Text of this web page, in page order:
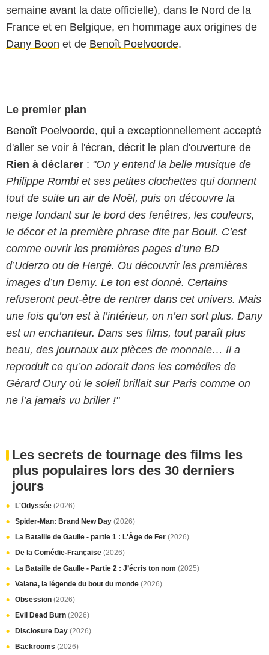
semaine avant la date officielle), dans le Nord de la
France et en Belgique, en hommage aux origines de
Dany Boon et de Benoît Poelvoorde.
Le premier plan
Benoît Poelvoorde, qui a exceptionnellement accepté
d'aller se voir à l'écran, décrit le plan d'ouverture de
Rien à déclarer : "On y entend la belle musique de
Philippe Rombi et ses petites clochettes qui donnent
tout de suite un air de Noël, puis on découvre la
neige fondant sur le bord des fenêtres, les couleurs,
le décor et la première phrase dite par Bouli. C’est
comme ouvrir les premières pages d’une BD
d’Uderzo ou de Hergé. Ou découvrir les premières
images d’un Demy. Le ton est donné. Certains
refuseront peut-être de rentrer dans cet univers. Mais
une fois qu’on est à l’intérieur, on n’en sort plus. Dany
est un enchanteur. Dans ses films, tout paraît plus
beau, des journaux aux pièces de monnaie… Il a
reproduit ce qu’on adorait dans les comédies de
Gérard Oury où le soleil brillait sur Paris comme on
ne l’a jamais vu briller !"
Les secrets de tournage des films les
plus populaires lors des 30 derniers
jours
L'Odyssée (2026)
Spider-Man: Brand New Day (2026)
La Bataille de Gaulle - partie 1 : L'Âge de Fer (2026)
De la Comédie-Française (2026)
La Bataille de Gaulle - Partie 2 : J’écris ton nom (2025)
Vaiana, la légende du bout du monde (2026)
Obsession (2026)
Evil Dead Burn (2026)
Disclosure Day (2026)
Backrooms (2026)